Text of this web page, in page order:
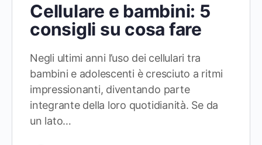
Cellulare e bambini: 5
consigli su cosa fare
Negli ultimi anni l’uso dei cellulari tra
bambini e adolescenti è cresciuto a ritmi
impressionanti, diventando parte
integrante della loro quotidianità. Se da
un lato…